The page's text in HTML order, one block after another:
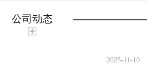
公司动态
2025-11-10